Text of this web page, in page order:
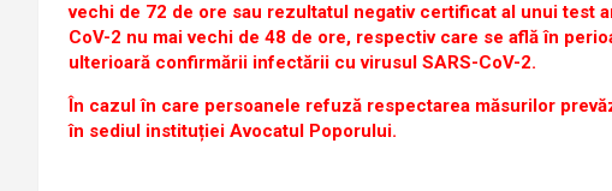
vechi de 72 de ore sau rezultatul negativ certificat al unui test
CoV-2 nu mai vechi de 48 de ore, respectiv care se află în
ulterioară confirmării infectării cu virusul SARS-CoV-2.
În cazul în care persoanele refuză respectarea măsurilor
în sediul instituției Avocatul Poporului.